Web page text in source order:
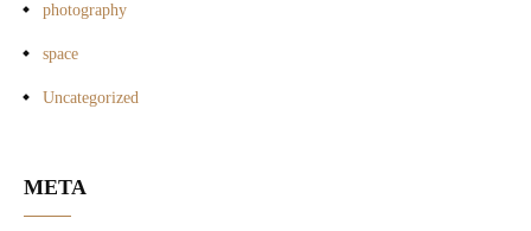
photography
space
Uncategorized
META